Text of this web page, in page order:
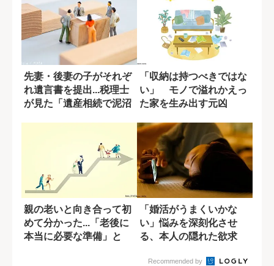
先妻・後妻の子がそれぞ
れ遺言書を提出...税理士
が見た「遺産相続で泥沼
「収納は持つべきではな
い」 モノで溢れかえっ
た家を生み出す元凶
親の老いと向き合って初
めて分かった...「老後に
本当に必要な準備」と
「婚活がうまくいかな
い」悩みを深刻化させ
る、本人の隠れた欲求
Recommended by